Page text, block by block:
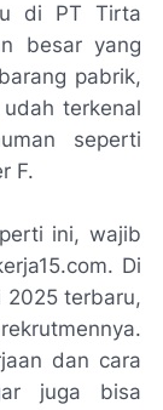
di PT Tirta
besar yang
pabrik,
terkenal
seperti
F.
ini, wajib
Di
2025 terbaru,
dan cara
juga bisa